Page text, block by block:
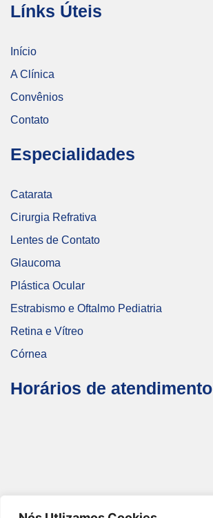
Línks Úteis
Início
A Clínica
Convênios
Contato
Especialidades
Catarata
Cirurgia Refrativa
Lentes de Contato
Glaucoma
Plástica Ocular
Estrabismo e Oftalmo Pediatria
Retina e Vítreo
Córnea
Horários de atendimento